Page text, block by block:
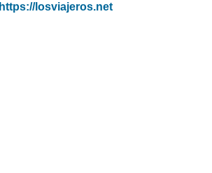
https://losviajeros.net